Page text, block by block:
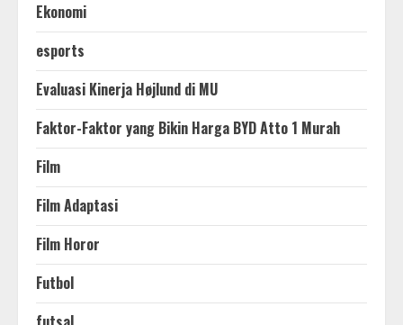
Ekonomi
esports
Evaluasi Kinerja Højlund di MU
Faktor-Faktor yang Bikin Harga BYD Atto 1 Murah
Film
Film Adaptasi
Film Horor
Futbol